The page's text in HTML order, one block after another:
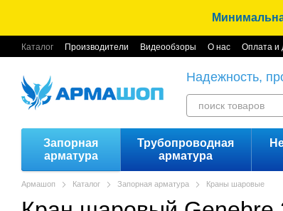
Каталог Производители Видеообзоры О нас Оплата и
Надежность,
Запорная
арматура
Трубопроводная
арматура
Армашоп Каталог Запорная арматура Краны шаровые